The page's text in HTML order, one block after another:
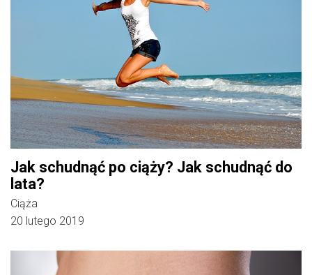
Jak schudnąć po ciąży? Jak schudnąć do
lata?
Ciąża
20 lutego 2019